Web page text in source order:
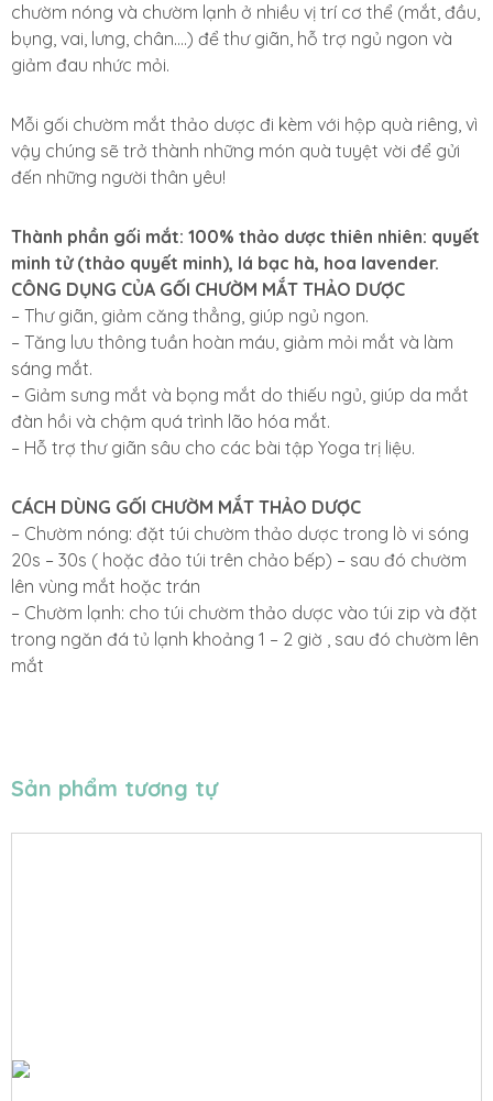
chườm nóng và chườm lạnh ở nhiều vị trí cơ thể (mắt, đầu,
bụng, vai, lưng, chân….) để thư giãn, hỗ trợ ngủ ngon và
giảm đau nhức mỏi.
Mỗi gối chườm mắt thảo dược đi kèm với hộp quà riêng, vì
vậy chúng sẽ trở thành những món quà tuyệt vời để gửi
đến những người thân yêu!
Thành phần gối mắt: 100% thảo dược thiên nhiên: quyết
minh tử (thảo quyết minh), lá bạc hà, hoa lavender.
CÔNG DỤNG CỦA GỐI CHƯỜM MẮT THẢO DƯỢC
– Thư giãn, giảm căng thẳng, giúp ngủ ngon.
– Tăng lưu thông tuần hoàn máu, giảm mỏi mắt và làm
sáng mắt.
– Giảm sưng mắt và bọng mắt do thiếu ngủ, giúp da mắt
đàn hồi và chậm quá trình lão hóa mắt.
– Hỗ trợ thư giãn sâu cho các bài tập Yoga trị liệu.
CÁCH DÙNG GỐI CHƯỜM MẮT THẢO DƯỢC
– Chườm nóng: đặt túi chườm thảo dược trong lò vi sóng
20s – 30s ( hoặc đảo túi trên chảo bếp) – sau đó chườm
lên vùng mắt hoặc trán
– Chườm lạnh: cho túi chườm thảo dược vào túi zip và đặt
trong ngăn đá tủ lạnh khoảng 1 – 2 giờ , sau đó chườm lên
mắt
Sản phẩm tương tự